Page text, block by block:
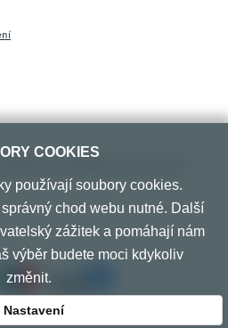
COOKIES
používají soubory cookies.
chod webu nutné. Další
zážitek a pomáhají nám
výběr budete moci kdykoliv
změnit.
Nastavení